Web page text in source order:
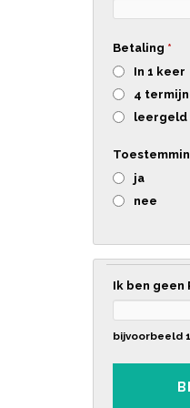
Betaling *
In 1 keer
4
leergeld
ja
nee
Ik ben geen
bijvoorbeeld